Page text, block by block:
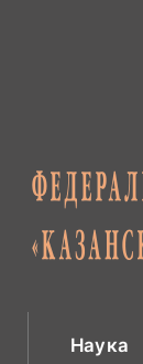
Наука